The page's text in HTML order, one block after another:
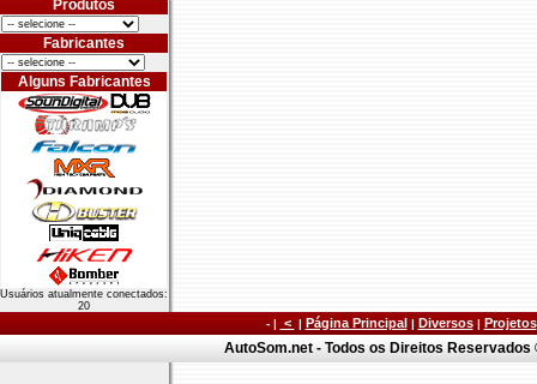
Produtos
Fabricantes
Alguns Fabricantes
Usuários atualmente conectados:
20
- | < | Página Principal | Diversos| Projetos
AutoSom.net - Todos os Direitos